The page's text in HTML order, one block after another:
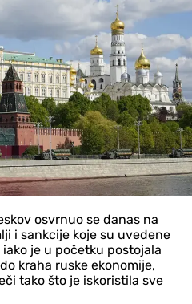
osvrnuo se danas na
i sankcije koje su uvedene
je u početku postojala
kraha ruske ekonomije,
tako što je iskoristila sve